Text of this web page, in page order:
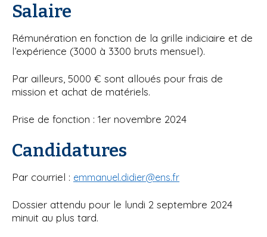
Salaire
Rémunération en fonction de la grille indiciaire et de
l’expérience (3000 à 3300 bruts mensuel).
Par ailleurs, 5000 € sont alloués pour frais de
mission et achat de matériels.
Prise de fonction : 1er novembre 2024
Candidatures
Par courriel : emmanuel.didier@ens.fr
Dossier attendu pour le lundi 2 septembre 2024
minuit au plus tard.